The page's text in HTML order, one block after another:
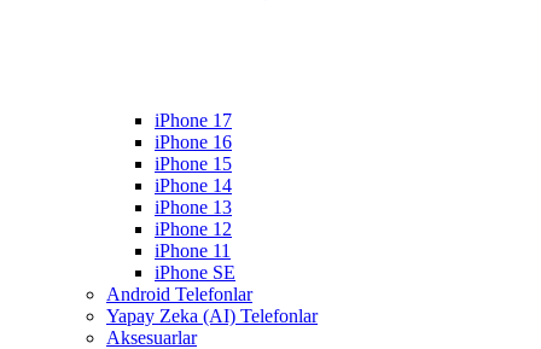
iPhone 17
iPhone 16
iPhone 15
iPhone 14
iPhone 13
iPhone 12
iPhone 11
iPhone SE
Android Telefonlar
Yapay Zeka (AI) Telefonlar
Aksesuarlar